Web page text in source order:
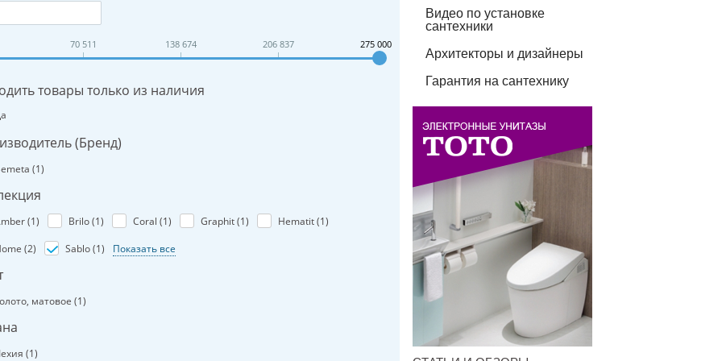
70 511 138 674 206 837 275 000
товары только из наличия
(Бренд)
(1)
(1) Brilo (1) Coral (1) Graphit (1) Hematit (1)
(2) Sablo (1) Показать все
матовое (1)
(1)
Видео по установке
сантехники
Архитекторы и дизайнеры
Гарантия на сантехнику